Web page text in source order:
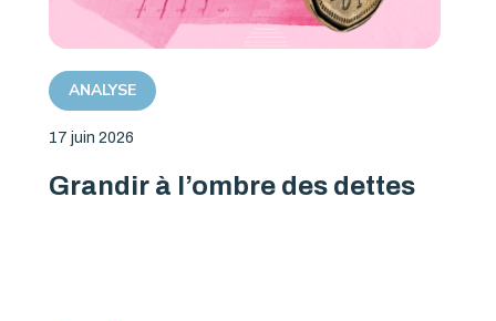
ANALYSE
17 juin 2026
Grandir à l’ombre des dettes